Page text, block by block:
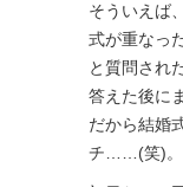
そういえば
式が重なっ
と質問され
答えた後に
だから結婚
チ……(笑)。